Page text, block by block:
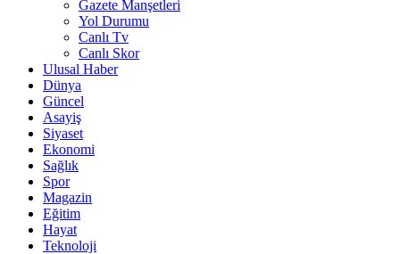
Gazete Manşetleri
Yol Durumu
Canlı Tv
Canlı Skor
Ulusal Haber
Dünya
Güncel
Asayiş
Siyaset
Ekonomi
Sağlık
Spor
Magazin
Eğitim
Hayat
Teknoloji